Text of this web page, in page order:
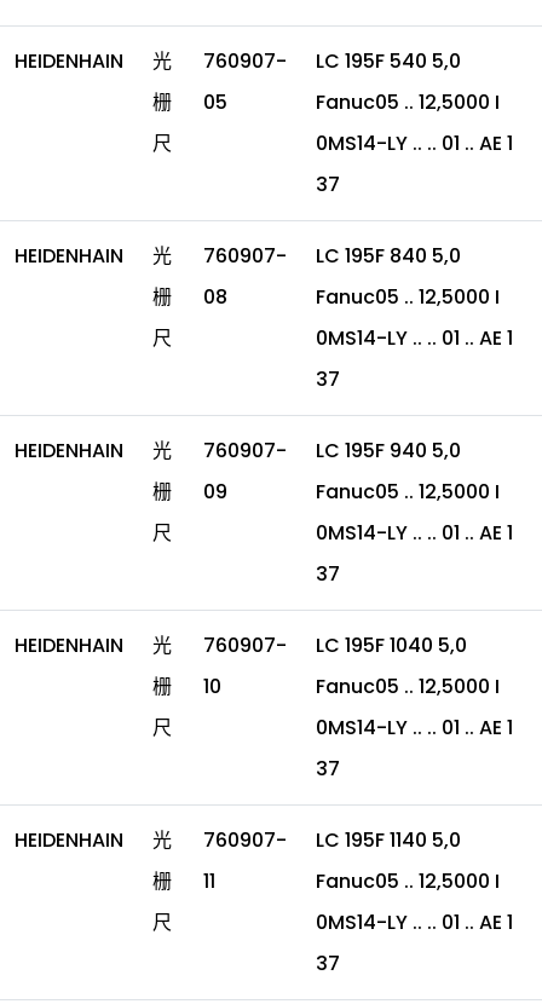
HEIDENHAIN
光
栅
尺
760907-
05
LC 195F 540 5,0
Fanuc05 .. 12,5000 I
0MS14-LY .. .. 01 .. AE 1
37
HEIDENHAIN
光
栅
尺
760907-
08
LC 195F 840 5,0
Fanuc05 .. 12,5000 I
0MS14-LY .. .. 01 .. AE 1
37
HEIDENHAIN
光
栅
尺
760907-
09
LC 195F 940 5,0
Fanuc05 .. 12,5000 I
0MS14-LY .. .. 01 .. AE 1
37
HEIDENHAIN
光
栅
尺
760907-
10
LC 195F 1040 5,0
Fanuc05 .. 12,5000 I
0MS14-LY .. .. 01 .. AE 1
37
HEIDENHAIN
光
栅
尺
760907-
11
LC 195F 1140 5,0
Fanuc05 .. 12,5000 I
0MS14-LY .. .. 01 .. AE 1
37